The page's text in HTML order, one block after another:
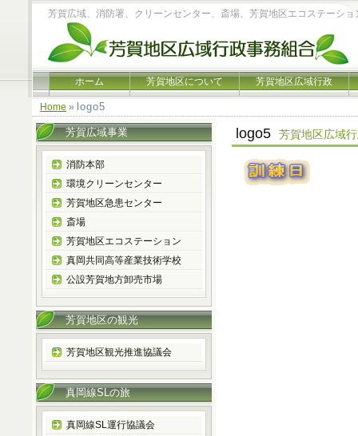
芳賀広域、消防署、クリーンセンター、斎場、芳賀地区エコステーショ
ホーム 芳賀地区について 芳賀地区広域行政
Home » logo5
logo5 芳賀地区広域
芳賀広域事業
消防本部
環境クリーンセンター
芳賀地区急患センター
斎場
芳賀地区エコステーション
真岡共同高等産業技術学校
公設芳賀地方卸売市場
芳賀地区の観光
芳賀地区観光推進協議会
真岡線SLの旅
真岡線SL運行協議会